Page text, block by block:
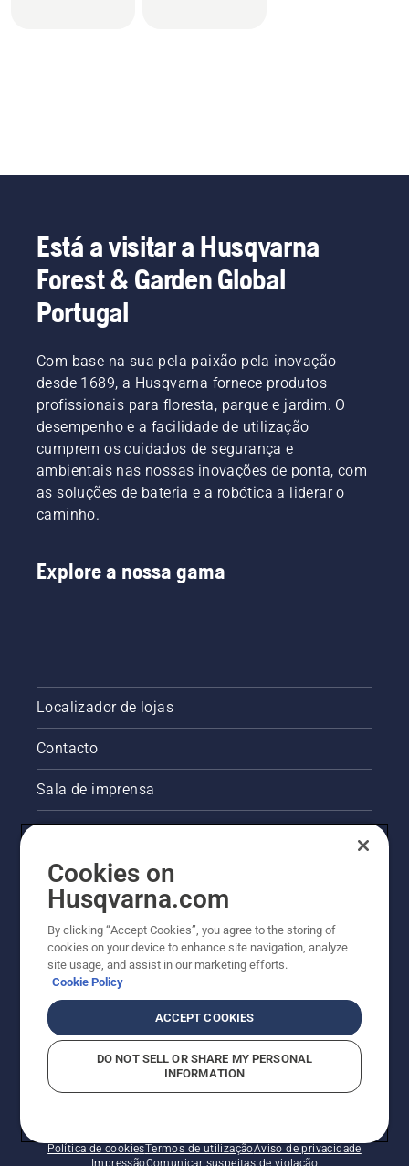
Está a visitar a Husqvarna
Forest & Garden Global
Portugal
Com base na sua pela paixão pela inovação
desde 1689, a Husqvarna fornece produtos
profissionais para floresta, parque e jardim. O
desempenho e a facilidade de utilização
cumprem os cuidados de segurança e
ambientais nas nossas inovações de ponta, com
as soluções de bateria e a robótica a liderar o
caminho.
Explore a nossa gama
Localizador de lojas
Contacto
Sala de imprensa
Outros websites da Husqvarna
A abordagem da Husqvarna à sustentabilidade
Política de cookiesTermos de utilizaçãoAviso de privacidade
ImpressãoComunicar suspeitas de violação
Cookies on
Husqvarna.com
By clicking “Accept Cookies”, you agree to the storing of
cookies on your device to enhance site navigation, analyze
site usage, and assist in our marketing efforts.
Cookie Policy
ACCEPT COOKIES
DO NOT SELL OR SHARE MY PERSONAL
INFORMATION